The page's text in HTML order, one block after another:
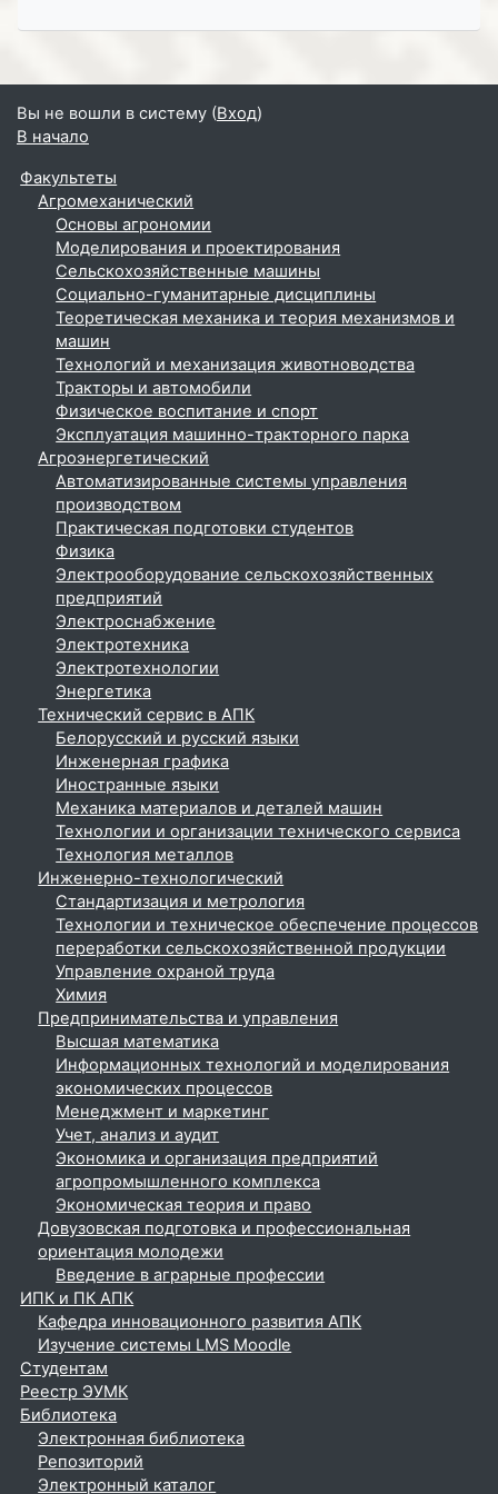
Вы не вошли в систему (Вход)
В начало
Факультеты
Агромеханический
Основы агрономии
Моделирования и проектирования
Сельскохозяйственные машины
Социально-гуманитарные дисциплины
Теоретическая механика и теория механизмов и
машин
Технологий и механизация животноводства
Тракторы и автомобили
Физическое воспитание и спорт
Эксплуатация машинно-тракторного парка
Агроэнергетический
Автоматизированные системы управления
производством
Практическая подготовки студентов
Физика
Электрооборудование сельскохозяйственных
предприятий
Электроснабжение
Электротехника
Электротехнологии
Энергетика
Технический сервис в АПК
Белорусский и русский языки
Инженерная графика
Иностранные языки
Механика материалов и деталей машин
Технологии и организации технического сервиса
Технология металлов
Инженерно-технологический
Стандартизация и метрология
Технологии и техническое обеспечение процессов
переработки сельскохозяйственной продукции
Управление охраной труда
Химия
Предпринимательства и управления
Высшая математика
Информационных технологий и моделирования
экономических процессов
Менеджмент и маркетинг
Учет, анализ и аудит
Экономика и организация предприятий
агропромышленного комплекса
Экономическая теория и право
Довузовская подготовка и профессиональная
ориентация молодежи
Введение в аграрные профессии
ИПК и ПК АПК
Кафедра инновационного развития АПК
Изучение системы LMS Moodle
Студентам
Реестр ЭУМК
Библиотека
Электронная библиотека
Репозиторий
Электронный каталог